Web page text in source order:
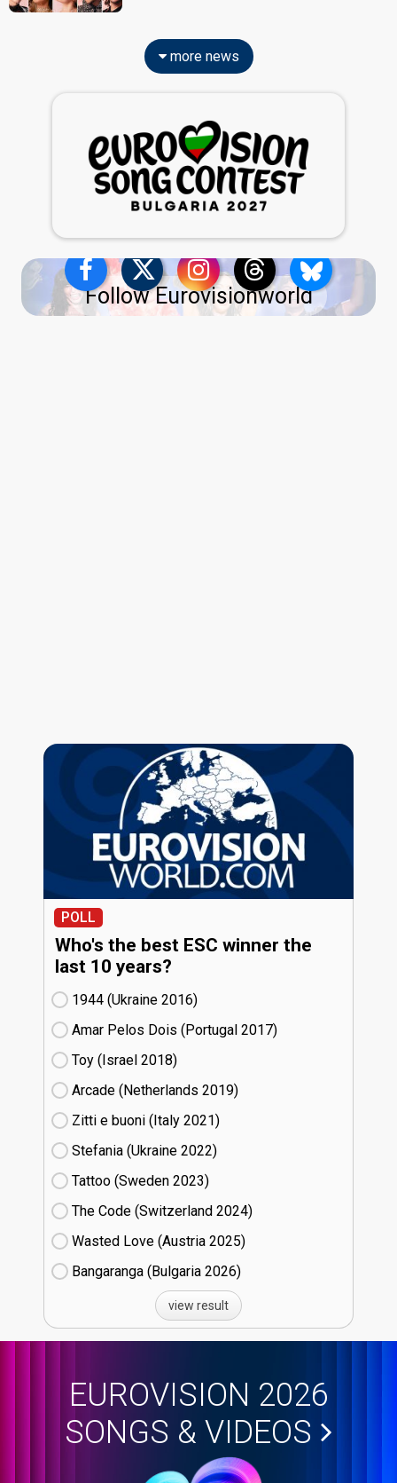
more news
Follow Eurovisionworld
POLL
Who's the best ESC winner the
last 10 years?
1944 (Ukraine
16)
Amar Pelos Dois (Portugal
17)
Toy (Israel
18)
Arcade (Netherlands
19)
Zitti e buoni​ (Italy
21)
Stefania (Ukraine
22)
Tattoo (Sweden
23)
The Code (Switzerland
24)
Wasted Love (Austria
25)
Bangaranga (Bulgaria
26)
view result
EUROVISION 2026
SONGS & VIDEOS